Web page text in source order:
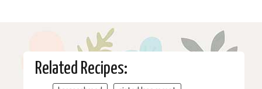
Related Recipes: